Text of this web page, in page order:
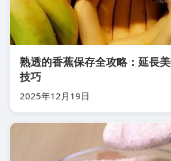
熟透的香蕉保存全攻略：延長
技巧
2025年12月19日